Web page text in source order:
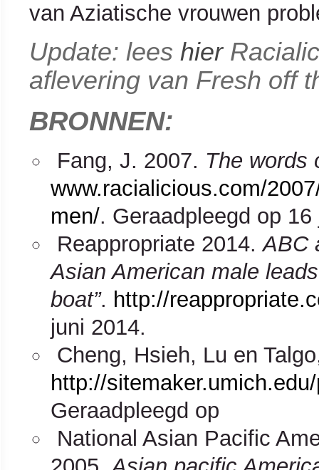
van Aziatische vrouwen
Update: lees hier
aflevering van Fresh off
BRONNEN:
Fang, J. 2007. The words
www.racialicious.com/
men/. Geraadpleegd op
Reappropriate 2014.ABC
Asian American male
boat”. http://
juni 2014.
Cheng, Hsieh, Lu en
http://
Geraadpleegd op
National Asian Pacific